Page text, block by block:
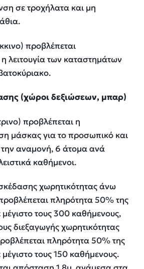
σε τροχήλατα και μη
προβλέπεται
λειτουγία των καταστημάτων
(χώροι δεξιώσεων, μπαρ)
προβλέπεται η
μάσκας για το προσωπικό και
την αναμονή, 6 άτομα ανά
καθήμενοι.
χωρητικότητας άνω
πληρότητα 50% της
μέγιστο τους 300 καθήμενους,
διεξαγωγής χωρητικότητας
πληρότητα 50% της
τους 150 καθήμενους.